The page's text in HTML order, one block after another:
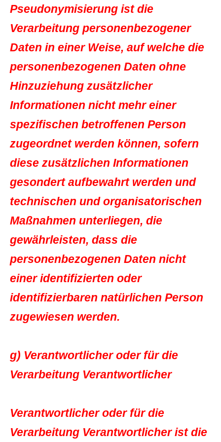
Pseudonymisierung ist die
Verarbeitung personenbezogener
Daten in einer Weise, auf welche die
personenbezogenen Daten ohne
Hinzuziehung zusätzlicher
Informationen nicht mehr einer
spezifischen betroffenen Person
zugeordnet werden können, sofern
diese zusätzlichen Informationen
gesondert aufbewahrt werden und
technischen und organisatorischen
Maßnahmen unterliegen, die
gewährleisten, dass die
personenbezogenen Daten nicht
einer identifizierten oder
identifizierbaren natürlichen Person
zugewiesen werden.
g) Verantwortlicher oder für die
Verarbeitung Verantwortlicher
Verantwortlicher oder für die
Verarbeitung Verantwortlicher ist die